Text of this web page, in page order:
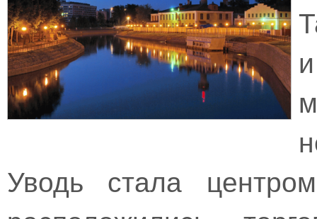
Уводь стала